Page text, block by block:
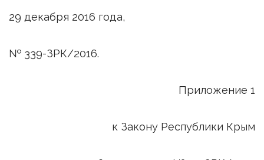
29 декабря 2016 года,
№ 339-ЗРК/2016.
Приложение 1
к Закону Республики Крым